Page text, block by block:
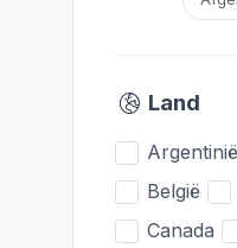
Land
Argentinië
België
Canada